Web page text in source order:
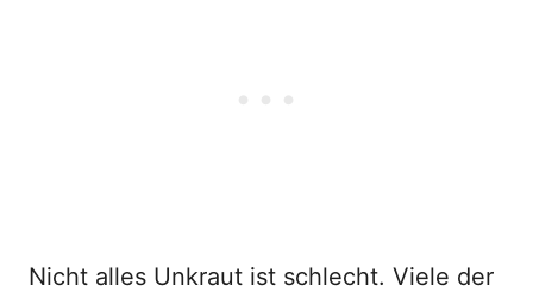
Nicht alles Unkraut ist schlecht. Viele der